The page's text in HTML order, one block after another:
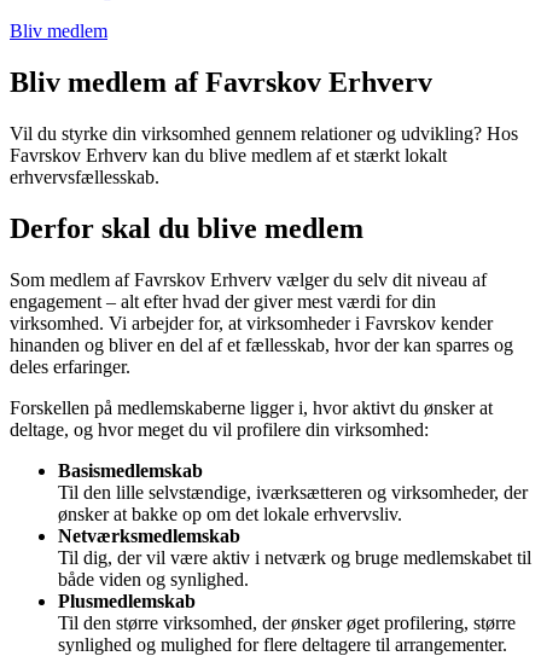
Bliv medlem
Bliv medlem af Favrskov Erhverv
Vil du styrke din virksomhed gennem relationer og udvikling? Hos
Favrskov Erhverv kan du blive medlem af et stærkt lokalt
erhvervsfællesskab.
Derfor skal du blive medlem
Som medlem af Favrskov Erhverv vælger du selv dit niveau af
engagement – alt efter hvad der giver mest værdi for din
virksomhed. Vi arbejder for, at virksomheder i Favrskov kender
hinanden og bliver en del af et fællesskab, hvor der kan sparres og
deles erfaringer.
Forskellen på medlemskaberne ligger i, hvor aktivt du ønsker at
deltage, og hvor meget du vil profilere din virksomhed:
Basismedlemskab
Til den lille selvstændige, iværksætteren og virksomheder, der
ønsker at bakke op om det lokale erhvervsliv.
Netværksmedlemskab
Til dig, der vil være aktiv i netværk og bruge medlemskabet til
både viden og synlighed.
Plusmedlemskab
Til den større virksomhed, der ønsker øget profilering, større
synlighed og mulighed for flere deltagere til arrangementer.